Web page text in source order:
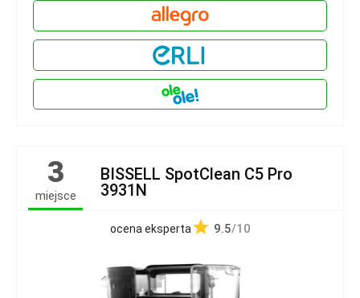
3
miejsce
BISSELL SpotClean C5 Pro
3931N
ocena eksperta 9.5/10